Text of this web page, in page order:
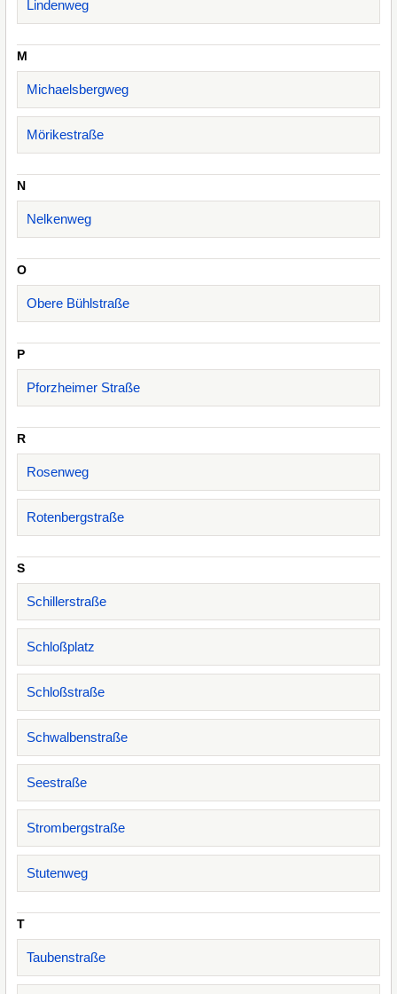
Lindenweg
M
Michaelsbergweg
Mörikestraße
N
Nelkenweg
O
Obere Bühlstraße
P
Pforzheimer Straße
R
Rosenweg
Rotenbergstraße
S
Schillerstraße
Schloßplatz
Schloßstraße
Schwalbenstraße
Seestraße
Strombergstraße
Stutenweg
T
Taubenstraße